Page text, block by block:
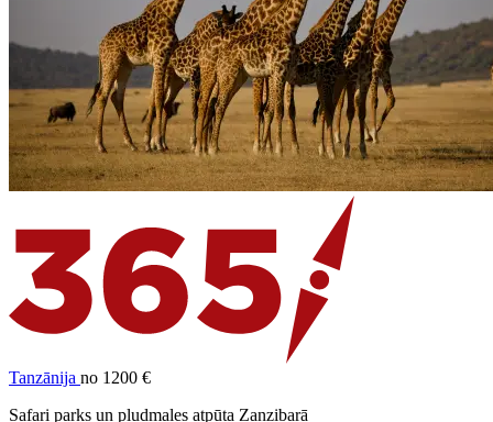
Tanzānija no 1200 €
Safari parks un pludmales atpūta Zanzibarā